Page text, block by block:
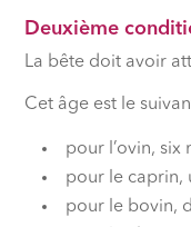
Deuxième
La bête doit avoir
Cet âge est le
pour l’ovin, six
pour le caprin,
pour le bovin,